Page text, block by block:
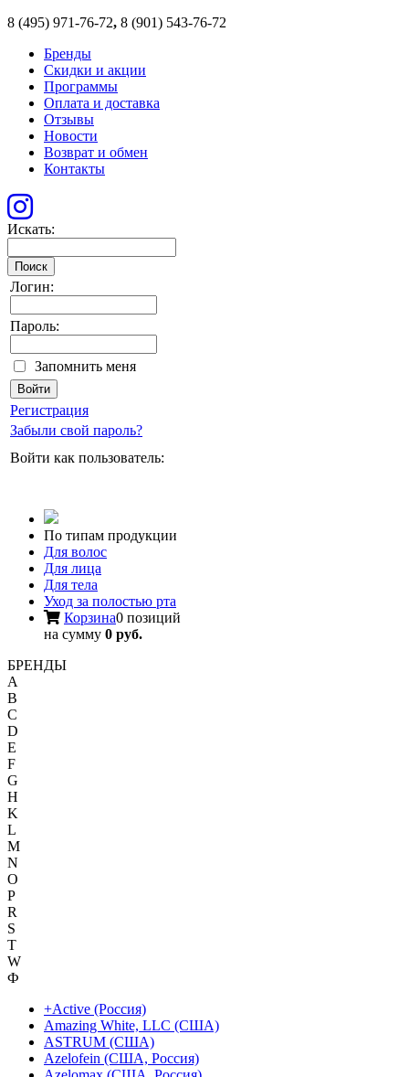
8 (495) 971-76-72, 8 (901) 543-76-72
Бренды
Скидки и акции
Программы
Оплата и доставка
Отзывы
Новости
Возврат и обмен
Контакты
Искать:
Поиск
Логин:
Пароль:
Запомнить меня
Регистрация
Забыли свой пароль?
Войти как пользователь:
По типам продукции
Для волос
Для лица
Для тела
Уход за полостью рта
Корзина0 позиций
на сумму 0 руб.
БРЕНДЫ
A
B
C
D
E
F
G
H
K
L
M
N
O
P
R
S
T
W
Ф
+Active (Россия)
Amazing White, LLC (США)
ASTRUM (США)
Azelofein (США, Россия)